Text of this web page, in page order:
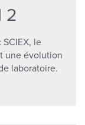
2
le
une évolution
laboratoire.